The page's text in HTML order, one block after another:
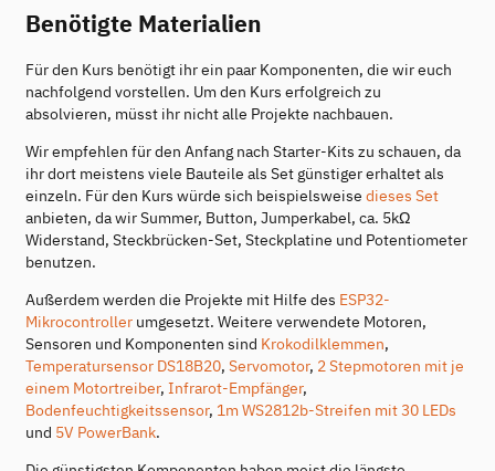
Benötigte Materialien
Für den Kurs benötigt ihr ein paar Komponenten, die wir euch
nachfolgend vorstellen. Um den Kurs erfolgreich zu
absolvieren, müsst ihr nicht alle Projekte nachbauen.
Wir empfehlen für den Anfang nach Starter-Kits zu schauen, da
ihr dort meistens viele Bauteile als Set günstiger erhaltet als
einzeln. Für den Kurs würde sich beispielsweise dieses Set
anbieten, da wir Summer, Button, Jumperkabel, ca. 5kΩ
Widerstand, Steckbrücken-Set, Steckplatine und Potentiometer
benutzen.
Außerdem werden die Projekte mit Hilfe des ESP32-
Mikrocontroller umgesetzt. Weitere verwendete Motoren,
Sensoren und Komponenten sind Krokodilklemmen,
Temperatursensor DS18B20, Servomotor, 2 Stepmotoren mit je
einem Motortreiber, Infrarot-Empfänger,
Bodenfeuchtigkeitssensor, 1m WS2812b-Streifen mit 30 LEDs
und 5V PowerBank.